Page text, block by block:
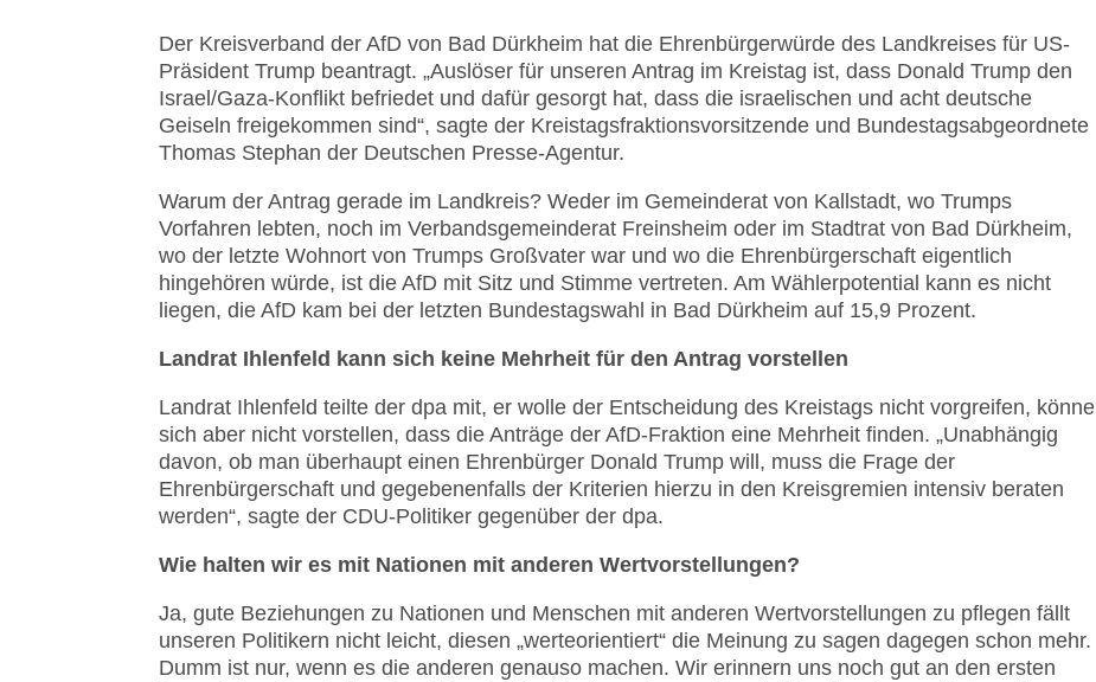
Der Kreisverband der AfD von Bad Dürkheim hat die Ehrenbürgerwürde des Landkreises für US-
Präsident Trump beantragt. „Auslöser für unseren Antrag im Kreistag ist, dass Donald Trump den
Israel/Gaza-Konflikt befriedet und dafür gesorgt hat, dass die israelischen und acht deutsche
Geiseln freigekommen sind“, sagte der Kreistagsfraktionsvorsitzende und Bundestagsabgeordnete
Thomas Stephan der Deutschen Presse-Agentur.
Warum der Antrag gerade im Landkreis? Weder im Gemeinderat von Kallstadt, wo Trumps
Vorfahren lebten, noch im Verbandsgemeinderat Freinsheim oder im Stadtrat von Bad Dürkheim,
wo der letzte Wohnort von Trumps Großvater war und wo die Ehrenbürgerschaft eigentlich
hingehören würde, ist die AfD mit Sitz und Stimme vertreten. Am Wählerpotential kann es nicht
liegen, die AfD kam bei der letzten Bundes­tagswahl in Bad Dürkheim auf 15,9 Prozent.
Landrat Ihlenfeld kann sich keine Mehrheit für den Antrag vorstellen
Landrat Ihlenfeld teilte der dpa mit, er wolle der Entscheidung des Kreistags nicht vor­greifen, könne
sich aber nicht vorstellen, dass die Anträge der AfD-Fraktion eine Mehr­heit finden. „Unabhängig
davon, ob man überhaupt einen Ehrenbürger Donald Trump will, muss die Frage der
Ehrenbürgerschaft und gegebenenfalls der Kriterien hierzu in den Kreisgremien intensiv beraten
werden“, sagte der CDU-Politiker gegenüber der dpa.
Wie halten wir es mit Nationen mit anderen Wertvorstellungen?
Ja, gute Beziehungen zu Nationen und Menschen mit anderen Wertvorstellungen zu pflegen fällt
unseren Politikern nicht leicht, diesen „werteorientiert“ die Meinung zu sagen dage­gen schon mehr.
Dumm ist nur, wenn es die anderen genauso machen. Wir erinnern uns noch gut an den ersten